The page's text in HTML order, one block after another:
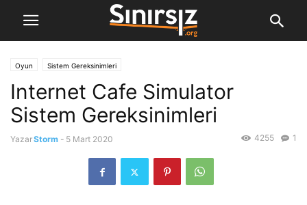
Oyun Sistem Gereksinimleri
Internet Cafe Simulator
Sistem Gereksinimleri
YazarStorm - 5 Mart 2020 1
4255